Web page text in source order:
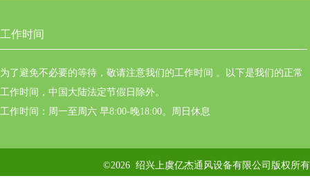
工作时间
为了避免不必要的等待，敬请注意我们的工作时间 。以下是我们的正常
工作时间，中国大陆法定节假日除外。
工作时间：周一至周六 早8:00-晚18:00。周日休息
©2026 绍兴上虞亿杰通风设备有限公司版权所有